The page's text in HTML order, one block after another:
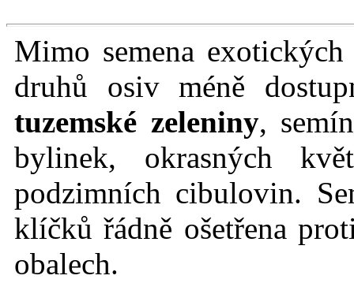
Mimo semena
druhů osiv méně
tuzemské zeleniny,
bylinek, okrasných
podzimních cibulovin.
klíčků řádně ošetřena
obalech.